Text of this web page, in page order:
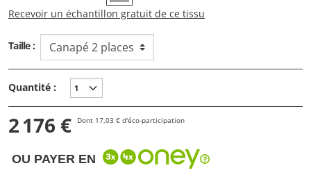
Recevoir un échantillon gratuit de ce tissu
Taille :
Quantité :
2 176 € Dont 17,03 € d'éco-participation
OU PAYER EN